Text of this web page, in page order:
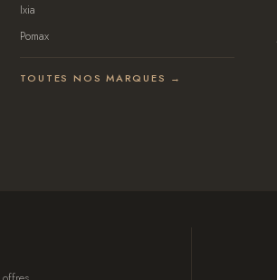
Ixia
Pomax
TOUTES NOS MARQUES →